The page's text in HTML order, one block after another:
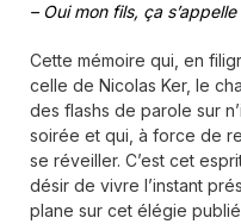
– Oui mon fils, ça
Cette mémoire qui, en
celle de Nicolas Ker, le
des flashs de parole sur
soirée et qui, à force de
se réveiller. C’est cet
désir de vivre l’instant
plane sur cet élégie